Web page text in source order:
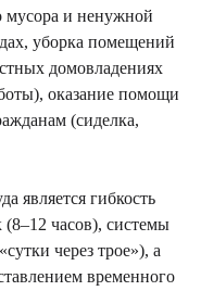
мусора и ненужной
уборка помещений
домовладениях
оказание помощи
(сиделка,
является гибкость
часов), системы
через трое»), а
временного